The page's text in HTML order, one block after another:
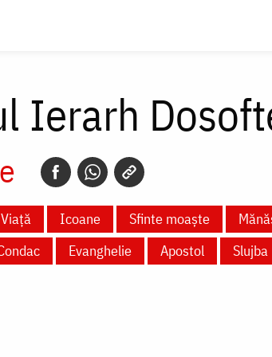
Ierarh
Viață Icoane Sfinte moaște
Evanghelie Apostol Slujba